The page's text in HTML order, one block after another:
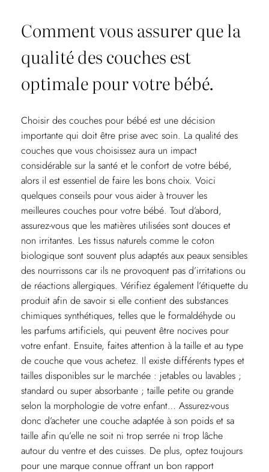
Comment vous assurer que la
qualité des couches est
optimale pour votre bébé.
Choisir des couches pour bébé est une décision
importante qui doit être prise avec soin. La qualité des
couches que vous choisissez aura un impact
considérable sur la santé et le confort de votre bébé,
alors il est essentiel de faire les bons choix. Voici
quelques conseils pour vous aider à trouver les
meilleures couches pour votre bébé. Tout d’abord,
assurez-vous que les matières utilisées sont douces et
non irritantes. Les tissus naturels comme le coton
biologique sont souvent plus adaptés aux peaux sensibles
des nourrissons car ils ne provoquent pas d’irritations ou
de réactions allergiques. Vérifiez également l’étiquette du
produit afin de savoir si elle contient des substances
chimiques synthétiques, telles que le formaldéhyde ou
les parfums artificiels, qui peuvent être nocives pour
votre enfant. Ensuite, faites attention à la taille et au type
de couche que vous achetez. Il existe différents types et
tailles disponibles sur le marchée : jetables ou lavables ;
standard ou super absorbante ; taille petite ou grande
selon la morphologie de votre enfant… Assurez-vous
donc d’acheter une couche adaptée à son poids et sa
taille afin qu’elle ne soit ni trop serrée ni trop lâche
autour du ventre et des cuisses. De plus, optez toujours
pour une marque connue offrant un bon rapport